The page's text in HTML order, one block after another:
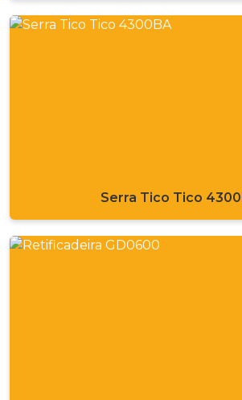
Serra Tico Tico